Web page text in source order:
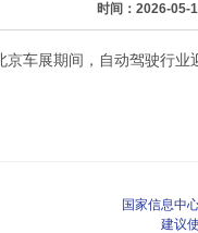
时间：2026-05-
京车展期间，自动驾驶行
国家信息中
建议